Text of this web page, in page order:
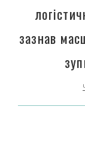
зазнав